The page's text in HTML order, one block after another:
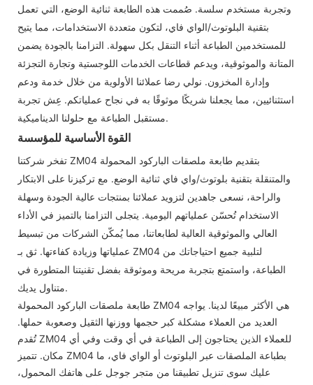
وتجربة مستخدم سلسة. صُممت هذه الطابعة ثنائية الوضع، التي تعمل
بتقنية البلوتوث/الواي فاي، لتكون متعددة الاستخدامات، مما يتيح
للمستخدمين الطباعة أثناء التنقل بكل سهولة. التزامنا بالجودة يضمن
المتانة والموثوقية، ويدعم قطاعات الخدمات اللوجستية وتجارة التجزئة
وإدارة المخزون. نولي رضا عملائنا الأولوية من خلال خدمة ودعم
استثنائيين، مما يجعلنا شريكًا موثوقًا به في نجاح عملياتكم. عِش تجربة
مستقبل الطباعة مع حلولنا الديناميكية.
القوة الأساسية للمؤسسة
تفخر شركتنا ZM04 بتقديم طابعة ملصقات الباركود المحمولة
والمتنقلة بتقنية بلوتوث/واي فاي ثنائية الوضع. مع تركيزنا على الابتكار
والراحة، نسعى جاهدين لتزويد عملائنا بمنتجات عالية الجودة وسهلة
الاستخدام تُحسّن عملياتهم اليومية. يتجلى التزامنا بالتميز في الأداء
العالي والموثوقية العالية لطابعاتنا، مما يُمكّن الشركات من تبسيط
عملياتها وزيادة كفاءتها. ثق بـ ZM04 لتلبية جميع احتياجاتك من
الطباعة، واستمتع بتجربة مريحة وموثوقة بفضل تقنيتنا المتطورة في
متناول يديك.
طابعة ملصقات الباركود المحمولة ZM04 هي الأكثر مبيعًا لدينا. يواجه
العديد من العملاء مشكلة كبر حجمها ووزنها الثقيل وصعوبة حملها.
تُقدم ZM04 للعملاء الذين يحتاجون إلى الطباعة في أي وقت وفي أي
مكان. تتميز ZM04 بطباعة الملصقات عبر البلوتوث أو الواي فاي، ما
عليك سوى تنزيل تطبيقنا من متجر جوجل على هاتفك المحمول،